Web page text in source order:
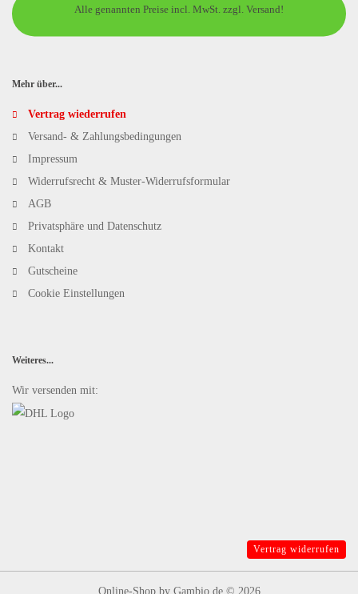
Alle genannten Preise incl. MwSt. zzgl. Versand!
Mehr über...
Vertrag wiederrufen
Versand- & Zahlungsbedingungen
Impressum
Widerrufsrecht & Muster-Widerrufsformular
AGB
Privatsphäre und Datenschutz
Kontakt
Gutscheine
Cookie Einstellungen
Weiteres...
Wir versenden mit:
Vertrag widerrufen
Online-Shopby Gambio.de © 2026